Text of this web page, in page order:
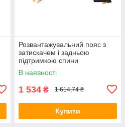
Розвантажувальний пояс з
затискачем і задньою
підтримкою спини
TOUGHBUILT ClipTech (TB-
CT-41P)
В наявності
1 534 ₴ 1 614,74 ₴
Купити